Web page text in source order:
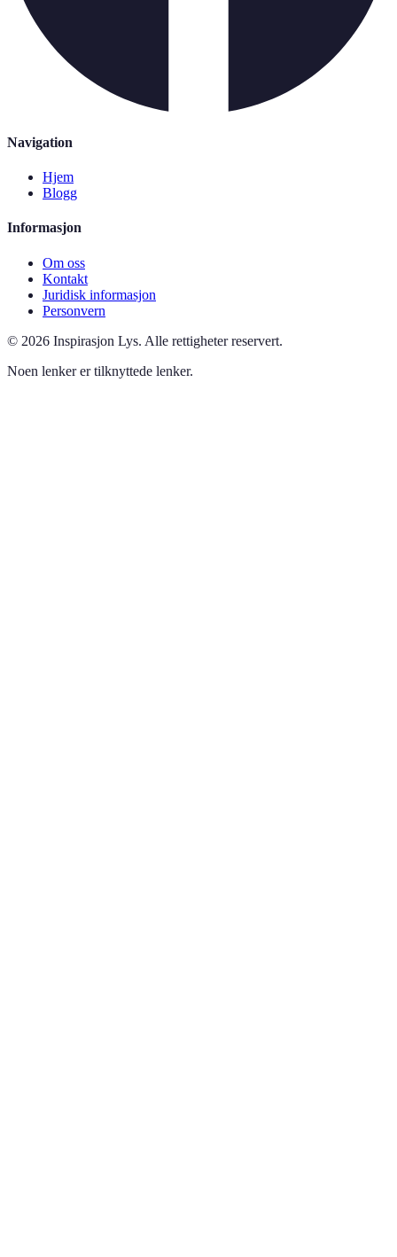
Navigation
Hjem
Blogg
Informasjon
Om oss
Kontakt
Juridisk informasjon
Personvern
© 2026 Inspirasjon Lys. Alle rettigheter reservert.
Noen lenker er tilknyttede lenker.